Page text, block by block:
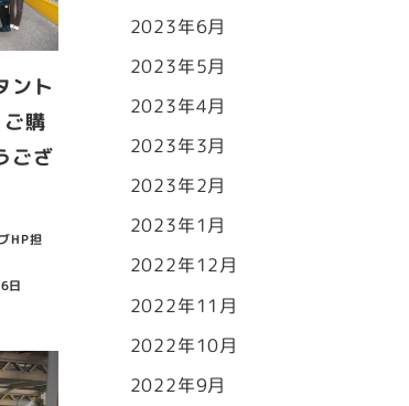
ント
購
ござ
HP担
日
2023年6月
2023年5月
2023年4月
2023年3月
2023年2月
2023年1月
2022年12月
2022年11月
2022年10月
2022年9月